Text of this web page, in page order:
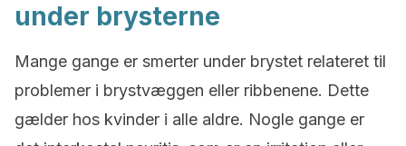
under brysterne
Mange gange er smerter under brystet relateret til
problemer i brystvæggen eller ribbenene. Dette
gælder hos kvinder i alle aldre. Nogle gange er